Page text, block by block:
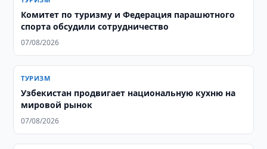
Комитет по туризму и Федерация парашютного
спорта обсудили сотрудничество
07/08/2026
ТУРИЗМ
Узбекистан продвигает национальную кухню на
мировой рынок
07/08/2026